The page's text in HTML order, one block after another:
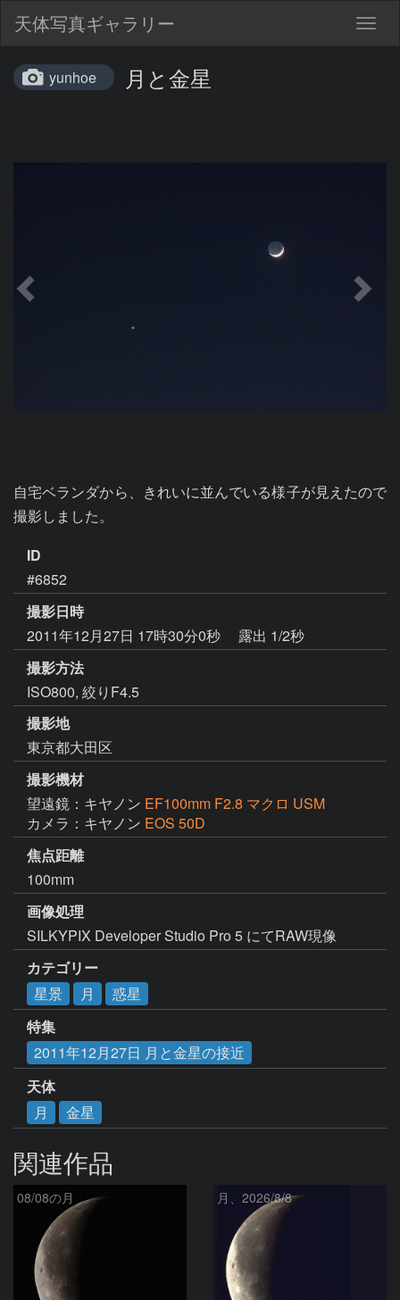
天体写真ギャラリー
yunhoe 月と金星
自宅ベランダから、きれいに並んでいる様子が見えたので
撮影しました。
ID
#6852
撮影日時
2011年12月27日 17時30分0秒
露出 1/2秒
撮影方法
ISO800, 絞りF4.5
撮影地
東京都大田区
撮影機材
望遠鏡：キヤノン EF100mm F2.8 マクロ USM
カメラ：キヤノン EOS 50D
焦点距離
100mm
画像処理
SILKYPIX Developer Studio Pro 5 にてRAW現像
カテゴリー
星景
月
惑星
特集
2011年12月27日 月と金星の接近
天体
月
金星
関連作品
08/08の月 月、2026/8/8